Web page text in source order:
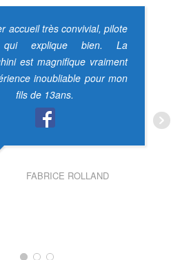
accueil très convivial, pilote
qui explique bien. La
est magnifique vraiment
inoubliable pour mon
fils de 13ans.
FABRICE ROLLAND